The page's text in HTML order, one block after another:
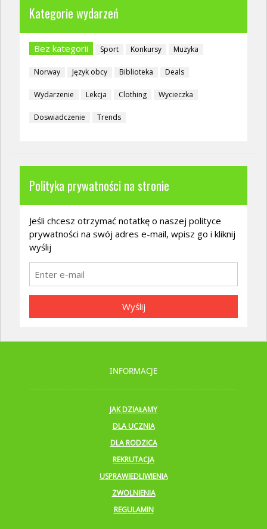
Kategorie wydarzeń
Bez kategorii Sport Konkursy Muzyka
Norway Język obcy Biblioteka Deals
Wydarzenie Lekcja Clothing Wycieczka
Doswiadczenie Trends
Polityka prywatności na stronie
Jeśli chcesz otrzymać notatkę o naszej polityce
prywatności na swój adres e-mail, wpisz go i kliknij
wyślij
Wyślij
INFORMACJE
JAK DZIAŁAMY
DLA UCZNIA
DLA RODZICA
REKRUTACJA
USPRAWIEDLIWIENIA
ZWOLNIENIA
REGULAMIN